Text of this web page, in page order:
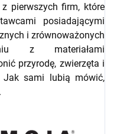
pierwszych firm, które
posiadającymi
i zrównoważonych
z materiałami
przyrodę, zwierzęta i
Jak sami lubią mówić,